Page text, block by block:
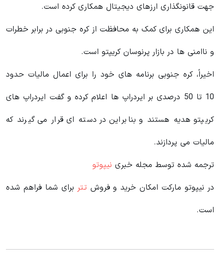
جهت قانونگذاری ارزهای دیجیتال همکاری کرده است.
این همکاری برای کمک به محافظت از کره جنوبی در برابر خطرات
و ناامنی ها در بازار پرنوسان کریپتو است.
اخیراً، کره جنوبی برنامه های خود را برای اعمال مالیات حدود
10 تا 50 درصدی بر ایردراپ ها اعلام کرده و گفت ایردراپ های
کریپتو هدیه هستند و بنابراین در دسته ای قرار می گیرند که
مالیات می پردازند.
ترجمه شده توسط مجله خبری نیپوتو
در نیپوتو مارکت امکان خرید و فروشتتر برای شما فراهم شده
است.